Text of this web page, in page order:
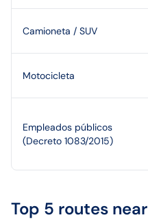
Camioneta / SUV
Motocicleta
Empleados públicos
(Decreto 1083/2015)
Top 5 routes near